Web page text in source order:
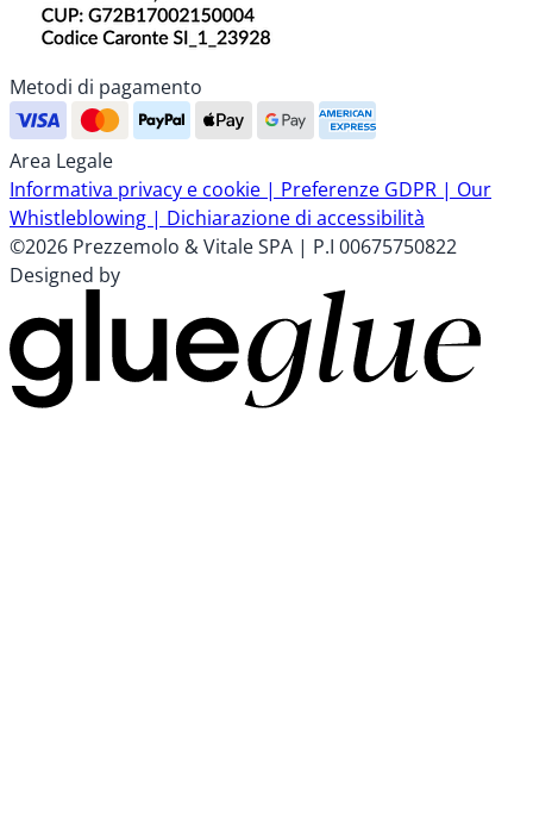
Metodi di pagamento
Area Legale
Informativa privacy e cookie | Preferenze GDPR | Our
Whistleblowing | Dichiarazione di accessibilità
©2026 Prezzemolo & Vitale SPA | P.I 00675750822
Designed by